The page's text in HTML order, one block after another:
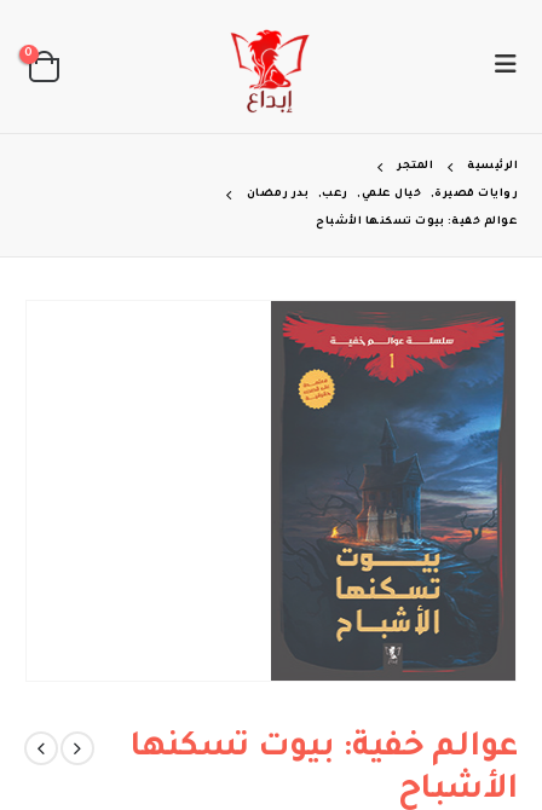
0
الرئيسية المتجر
روايات قصيرة, خيال علمي , رعب, بدر رمضان
عوالم خفية: بيوت تسكنها الأشباح
عوالم خفية: بيوت تسكنها
الأشباح